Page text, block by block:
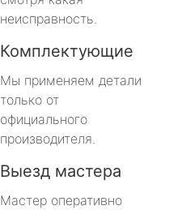
неисправность.
Комплектующие
Мы применяем детали
только от
официального
производителя.
Выезд мастера
Мастер оперативно